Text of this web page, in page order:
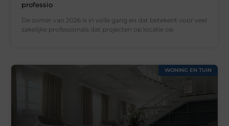
professio
De zomer van 2026 is in volle gang en dat betekent voor veel
zakelijke professionals dat projecten op locatie op
WONING EN TUIN